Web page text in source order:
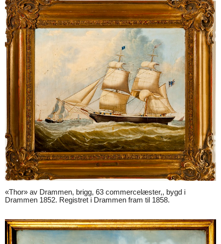
«Thor» av Drammen, brigg, 63 commercelæster,, bygd i
Drammen 1852. Registret i Drammen fram til 1858.